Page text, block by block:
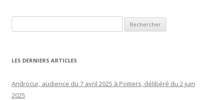
LES DERNIERS ARTICLES
Androcur, audience du 7 avril 2025 à Poitiers, délibéré du 2 juin
2025